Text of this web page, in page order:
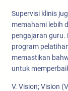
Supervisi klinis
memahami lebih
pengajaran guru.
program
memastikan
untuk
V. Vision; Vision